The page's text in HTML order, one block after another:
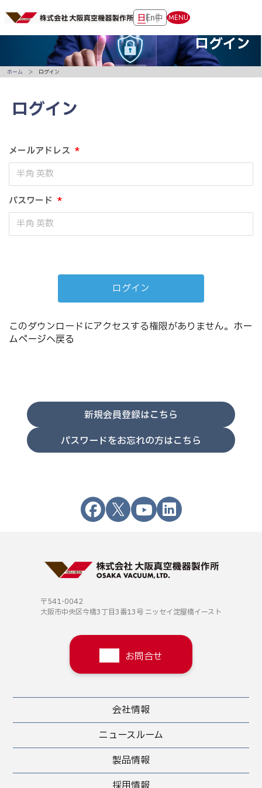
日En中 MENU
ログイン
ログイン
メールアドレス *
パスワード *
このダウンロードにアクセスする権限がありません。 ホー
ムページへ戻る
新規会員登録はこちら
パスワードをお忘れの方はこちら
ホーム ログイン
〒541-0042
大阪市中央区今橋3丁目3番13号 ニッセイ淀屋橋イースト
お問合せ
会社情報
ニュースルーム
製品情報